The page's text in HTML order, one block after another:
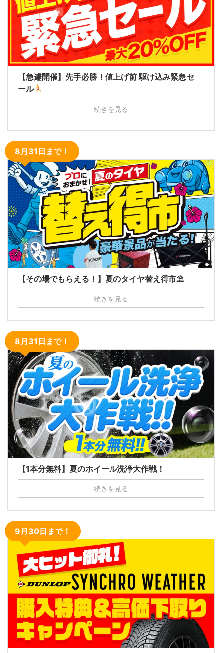
【急遽開催】先手必勝！値上げ前 駆け込み緊急セ
ール
続きを見る
8月31日まで！
【その場でもらえる！】夏のタイヤ替え得市⛱
続きを見る
8月31日まで！
【1本分無料】夏のホイール洗浄大作戦！
続きを見る
9月30日まで！